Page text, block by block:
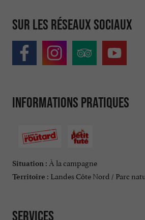
Sur les réseaux sociaux
Informations pratiques
Situation : À la campagne
Territoire : Landes Côte Nord / Parc
Services